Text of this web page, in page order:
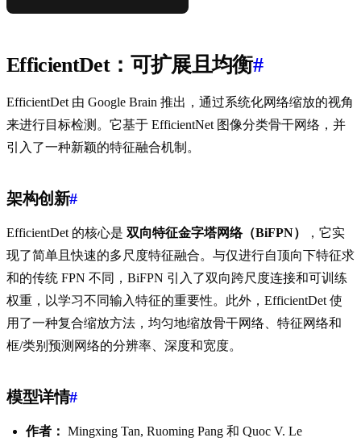
EfficientDet：可扩展且均衡#
EfficientDet 由 Google Brain 推出，通过系统化网络缩放的视角
来进行目标检测。它基于 EfficientNet 图像分类骨干网络，并
引入了一种新颖的特征融合机制。
架构创新#
EfficientDet 的核心是 双向特征金字塔网络（BiFPN）
，它实
现了简单且快速的多尺度特征融合。与仅进行自顶向下特征求
和的传统 FPN 不同，BiFPN 引入了双向跨尺度连接和可训练
权重，以学习不同输入特征的重要性。此外，EfficientDet 使
用了一种复合缩放方法，均匀地缩放骨干网络、特征网络和
框/类别预测网络的分辨率、深度和宽度。
模型详情#
作者： Mingxing Tan, Ruoming Pang 和 Quoc V. Le